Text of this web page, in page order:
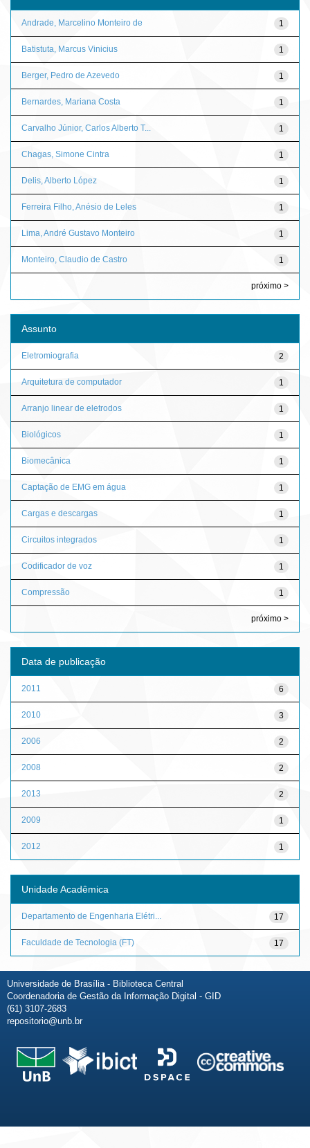
1
Andrade, Marcelino Monteiro de
1
Batistuta, Marcus Vinicius
1
Berger, Pedro de Azevedo
1
Bernardes, Mariana Costa
1
Carvalho Júnior, Carlos Alberto T...
1
Chagas, Simone Cintra
1
Delis, Alberto López
1
Ferreira Filho, Anésio de Leles
1
Lima, André Gustavo Monteiro
1
Monteiro, Claudio de Castro
próximo >
Assunto
2
Eletromiografia
1
Arquitetura de computador
1
Arranjo linear de eletrodos
1
Biológicos
1
Biomecânica
1
Captação de EMG em água
1
Cargas e descargas
1
Circuitos integrados
1
Codificador de voz
1
Compressão
próximo >
Data de publicação
6
2011
3
2010
2
2006
2
2008
2
2013
1
2009
1
2012
Unidade Acadêmica
17
Departamento de Engenharia Elétri...
17
Faculdade de Tecnologia (FT)
Universidade de Brasília - Biblioteca Central
Coordenadoria de Gestão da Informação Digital - GID
(61) 3107-2683
repositorio@unb.br